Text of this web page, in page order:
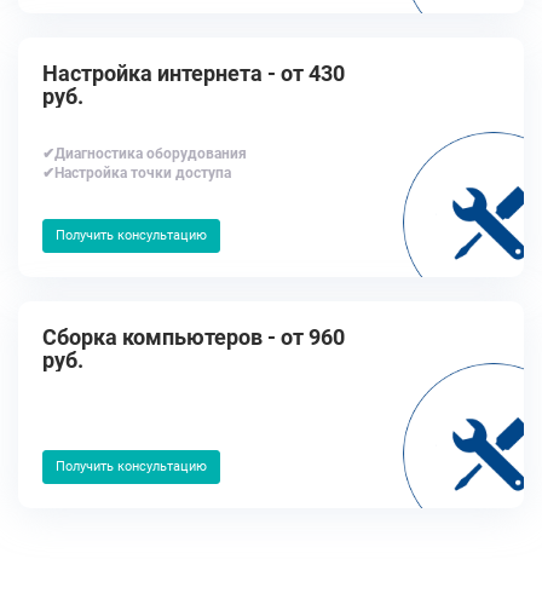
Настройка интернета - от 430
руб.
✔Диагностика оборудования
✔Настройка точки доступа
Получить консультацию
Сборка компьютеров - от 960
руб.
Получить консультацию